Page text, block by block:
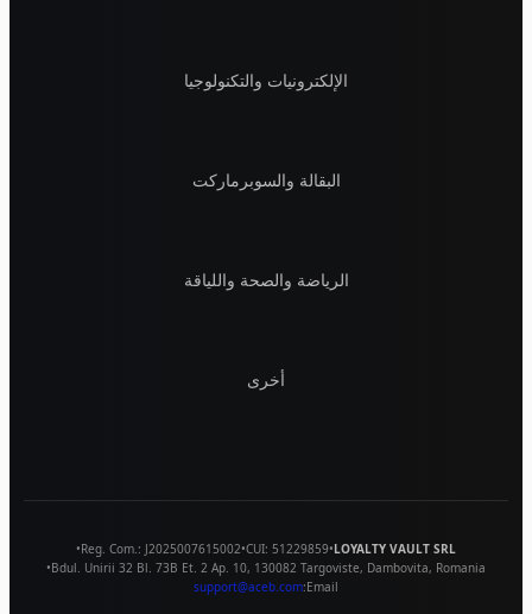
الإلكترونيات والتكنولوجيا
البقالة والسوبرماركت
الرياضة والصحة واللياقة
أخرى
LOYALTY VAULT SRL
•
CUI:51229859
•
Reg. Com.:J2025007615002
Bdul. Unirii 32 Bl. 73B Et. 2 Ap. 10,130082 Targoviste,Dambovita,Romania
•
Email:
support@aceb.com